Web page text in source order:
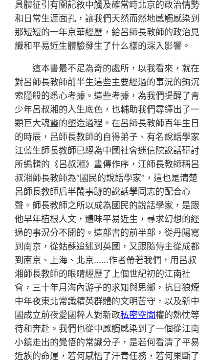
具體征引有關記敘中觸及確當時北京的政治情勢
和日常生涯面孔，讓我們天然而然地感觸感染到
那短短的一年京華經歷，給呂師長教師的政治見
識和平易近生體驗發生了什么樣的深入影響。
這本書最不足為奇的處所，以我看來，就在
對呂師長教師前半生這些主要經過的事況的鉤沉
索隱般的悉心考據。這些考據，為我們提醒了青
少年呂叔湘的人生底色，也輔助我們尋繹出了一
顆巨大魂靈的塑造過程。在呂師長教師百年生日
的時辰，呂師長教師的自得弟子、有名說話學家
江藍生師長教師已經為中國社會迷信院說話研討
所編輯的《呂叔湘》畫傳作序，江師長教師稱呂
叔湘師長教師為“國民的說話學家”，這也是清楚
呂師長教師后半鬧事跡的說話學同志的配合心
聲。師長教師之所以成為國民的說話學家，是跟
他早年植根人文，體味平易近生，尋求幻想的經
過的事況分不開的。這部書的前半部，從丹陽寫
到南京，從姑蘇追述到英國，又跟隨傳主從成都
到南京、上海、北京……作者帶著我們，用呂叔
湘師長教師的眼睛經歷了上個世紀初的江南社
會，三十年月海內游子的求知與思鄉，抗日狼煙
中年夜東北常識精英群體的文明苦守，以及新中
國成立前夜愛國粹人對新政私密空間權的熱忱等
待和奔赴。我們也從中感觸感染到了一個從江南
小鎮走出的覺悟的常識分子，是若何看清了平易
近族的命運，若何感悟了汗青任務，若何果斷了